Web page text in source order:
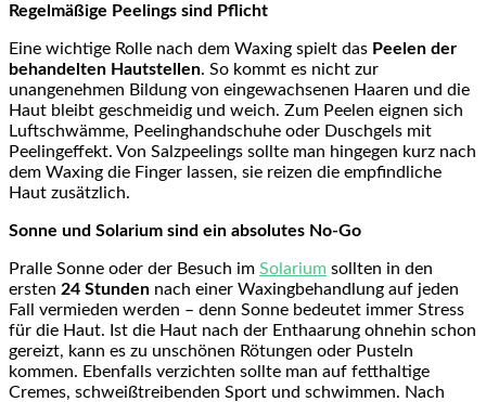
Regelmäßige Peelings sind Pflicht
Eine wichtige Rolle nach dem Waxing spielt das Peelen der
behandelten Hautstellen. So kommt es nicht zur
unangenehmen Bildung von eingewachsenen Haaren und die
Haut bleibt geschmeidig und weich. Zum Peelen eignen sich
Luftschwämme, Peelinghandschuhe oder Duschgels mit
Peelingeffekt. Von Salzpeelings sollte man hingegen kurz nach
dem Waxing die Finger lassen, sie reizen die empfindliche
Haut zusätzlich.
Sonne und Solarium sind ein absolutes No-Go
Pralle Sonne oder der Besuch im Solarium sollten in den
ersten 24 Stunden nach einer Waxingbehandlung auf jeden
Fall vermieden werden – denn Sonne bedeutet immer Stress
für die Haut. Ist die Haut nach der Enthaarung ohnehin schon
gereizt, kann es zu unschönen Rötungen oder Pusteln
kommen. Ebenfalls verzichten sollte man auf fetthaltige
Cremes, schweißtreibenden Sport und schwimmen. Nach